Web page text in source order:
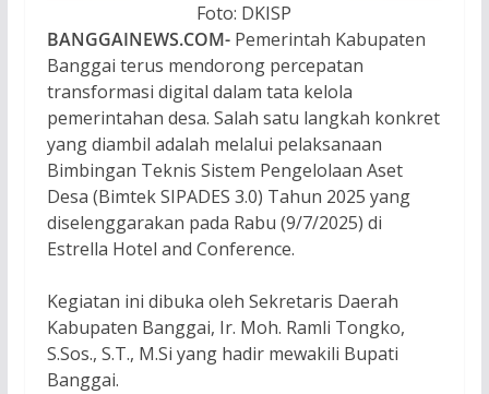
Foto: DKISP
BANGGAINEWS.COM-Pemerintah Kabupaten
Banggai terus mendorong percepatan
transformasi digital dalam tata kelola
pemerintahan desa. Salah satu langkah konkret
yang diambil adalah melalui pelaksanaan
Bimbingan Teknis Sistem Pengelolaan Aset
Desa (Bimtek SIPADES 3.0) Tahun 2025 yang
diselenggarakan pada Rabu (9/7/2025) di
Estrella Hotel and Conference.
Kegiatan ini dibuka oleh Sekretaris Daerah
Kabupaten Banggai, Ir. Moh. Ramli Tongko,
S.Sos., S.T., M.Si yang hadir mewakili Bupati
Banggai.